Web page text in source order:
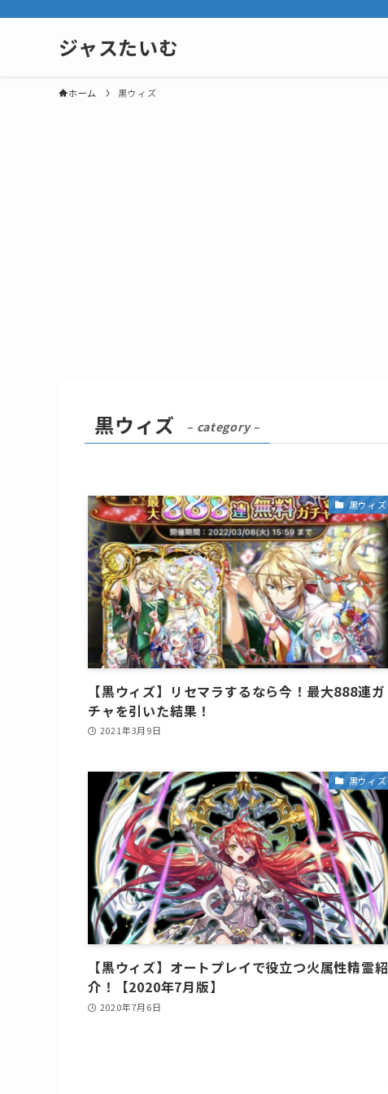
ジャスたいむ
ホーム 黒ウィズ
黒ウィズ – category –
黒ウィズ
【黒ウィズ】リセマラするなら今！最大888連ガ
チャを引いた結果！
2021年3月9日
黒ウィズ
【黒ウィズ】オートプレイで役立つ火属性精霊紹
介！【2020年7月版】
2020年7月6日